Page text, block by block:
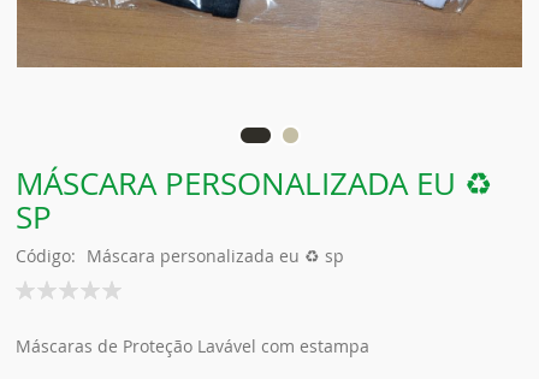
MÁSCARA PERSONALIZADA EU ♻️
SP
Código
Máscara personalizada eu ♻️ sp
Classificação:
Máscaras de Proteção Lavável com estampa